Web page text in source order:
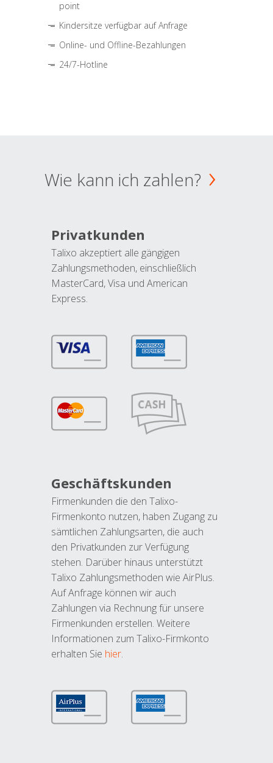
point
Kindersitze verfügbar auf Anfrage
Online- und Offline-Bezahlungen
24/7-Hotline
Wie kann ich zahlen?
Privatkunden
Talixo akzeptiert alle gängigen
Zahlungsmethoden, einschließlich
MasterCard, Visa und American
Express.
Geschäftskunden
Firmenkunden die den Talixo-
Firmenkonto nutzen, haben Zugang zu
sämtlichen Zahlungsarten, die auch
den Privatkunden zur Verfügung
stehen. Darüber hinaus unterstützt
Talixo Zahlungsmethoden wie AirPlus.
Auf Anfrage können wir auch
Zahlungen via Rechnung für unsere
Firmenkunden erstellen. Weitere
Informationen zum Talixo-Firmkonto
erhalten Sie hier.